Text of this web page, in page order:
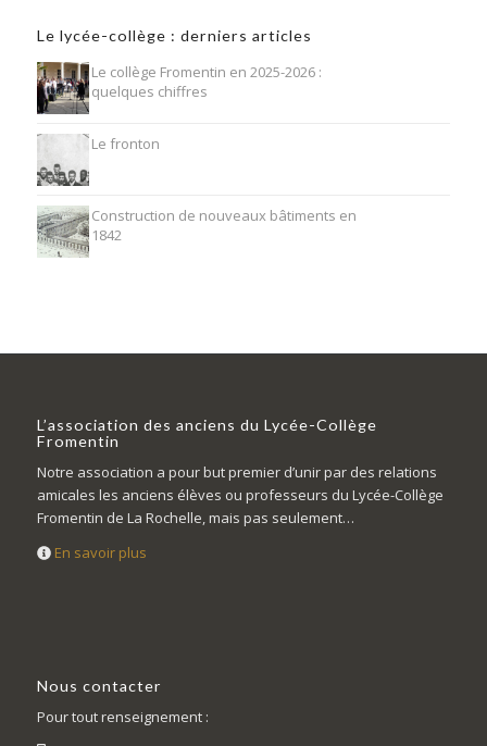
Le lycée-collège : derniers articles
Le collège Fromentin en 2025-2026 :
quelques chiffres
Le fronton
Construction de nouveaux bâtiments en
1842
L’association des anciens du Lycée-Collège
Fromentin
Notre association a pour but premier d’unir par des relations
amicales les anciens élèves ou professeurs du Lycée-Collège
Fromentin de La Rochelle, mais pas seulement…
En savoir plus
Nous contacter
Pour tout renseignement :